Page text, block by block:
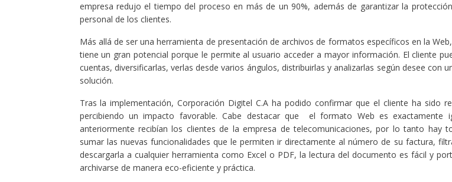
empresa redujo el tiempo del proceso en más de un 90%, además de garantizar la
personal de los clientes.
Más allá de ser una herramienta de presentación de archivos de formatos específicos en la
tiene un gran potencial porque le permite al usuario acceder a mayor información. El cliente
cuentas, diversificarlas, verlas desde varios ángulos, distribuirlas y analizarlas según desee con
solución.
Tras la implementación, Corporación Digitel C.A ha podido confirmar que el cliente ha sido
percibiendo un impacto favorable. Cabe destacar que el formato Web es exactamente
anteriormente recibían los clientes de la empresa de telecomunicaciones, por lo tanto hay
sumar las nuevas funcionalidades que le permiten ir directamente al número de su factura,
descargarla a cualquier herramienta como Excel o PDF, la lectura del documento es fácil y
archivarse de manera eco-eficiente y práctica.